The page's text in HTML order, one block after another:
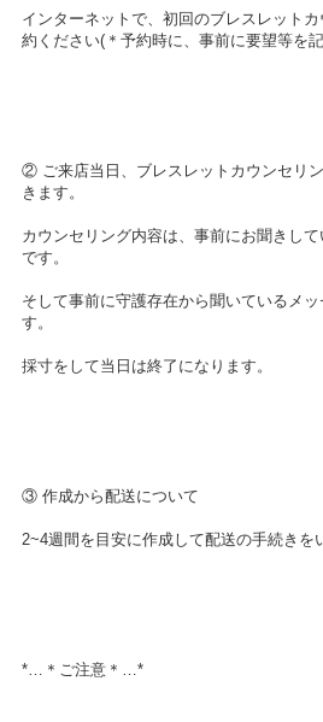
インターネットで、初回のブレスレット
約ください(＊予約時に、事前に要望等を
② ご来店当日、ブレスレットカウンセリ
きます。
カウンセリング内容は、事前にお聞きし
です。
そして事前に守護存在から聞いているメ
す。
採寸をして当日は終了になります。
③ 作成から配送について
2~4週間を目安に作成して配送の手続きを
*…＊ご注意＊…*